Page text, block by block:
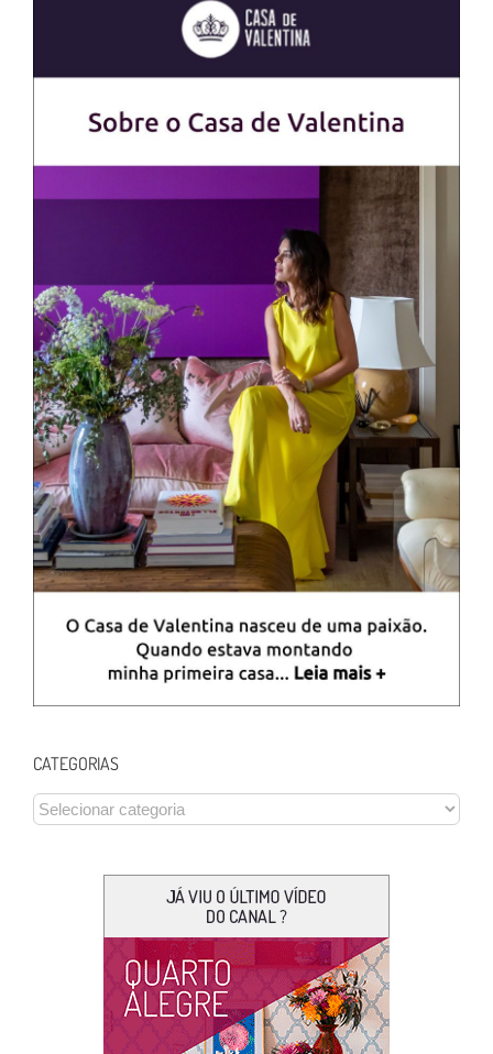
CATEGORIAS
CATEGORIAS